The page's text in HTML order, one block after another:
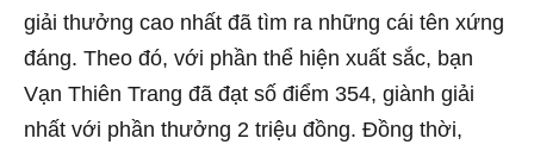
giải thưởng cao nhất đã tìm ra những cái tên xứng
đáng. Theo đó, với phần thể hiện xuất sắc, bạn
Vạn Thiên Trang đã đạt số điểm 354, giành giải
nhất với phần thưởng 2 triệu đồng. Đồng thời,